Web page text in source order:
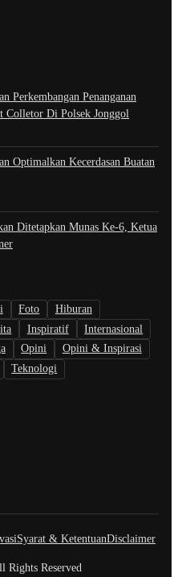
Perkembangan Penanganan
Colletor Di Polsek Jonggol
Optimalkan Kecerdasan Buatan
Ditetapkan Munas Ke-6, Ketua
Foto
Hiburan
Inspiratif
Internasional
Opini
Opini & Inspirasi
Teknologi
Syarat & KetentuanDisclaimer
Rights Reserved